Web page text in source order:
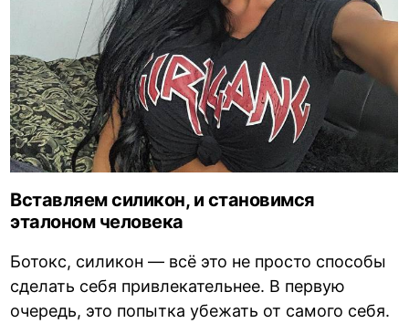
Вставляем силикон, и становимся
эталоном человека
Ботокс, силикон — всё это не просто способы
сделать себя привлекательнее. В первую
очередь, это попытка убежать от самого себя.